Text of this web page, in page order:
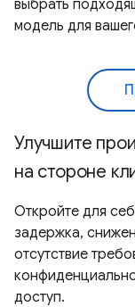
выбрать
модель для
Улучшите
на стороне
Откройте для
задержка,
отсутствие
доступ.